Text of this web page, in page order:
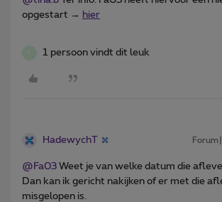
opgestart → hier
1 persoon vindt dit leuk
HadewychT
@Fa03 Weet je van welke datum die
Dan kan ik gericht nakijken of er met die
misgelopen is.